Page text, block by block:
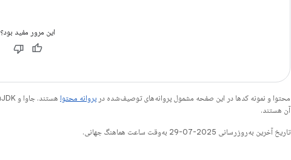
این مرور مفید بود؟
محتوا و نمونه کدها در این صفحه مشمول پروانه‌های توصیف‌شده در پروانه محتوا
آن هستند.
تاریخ آخرین به‌روزرسانی 2025-07-29 به‌وقت ساعت هماهنگ جهانی.